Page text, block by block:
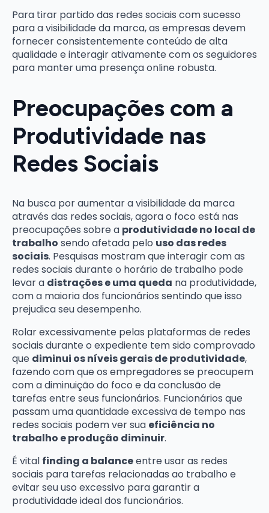
Para tirar partido das redes sociais com sucesso
para a visibilidade da marca, as empresas devem
fornecer consistentemente conteúdo de alta
qualidade e interagir ativamente com os seguidores
para manter uma presença online robusta.
Preocupações com a
Produtividade nas
Redes Sociais
Na busca por aumentar a visibilidade da marca
através das redes sociais, agora o foco está nas
preocupações sobre a produtividade no local de
trabalho sendo afetada pelo uso das redes
sociais. Pesquisas mostram que interagir com as
redes sociais durante o horário de trabalho pode
levar a distrações e uma queda na produtividade,
com a maioria dos funcionários sentindo que isso
prejudica seu desempenho.
Rolar excessivamente pelas plataformas de redes
sociais durante o expediente tem sido comprovado
que diminui os níveis gerais de produtividade,
fazendo com que os empregadores se preocupem
com a diminuição do foco e da conclusão de
tarefas entre seus funcionários. Funcionários que
passam uma quantidade excessiva de tempo nas
redes sociais podem ver sua eficiência no
trabalho e produção diminuir.
É vital finding a balanceentre usar as redes
sociais para tarefas relacionadas ao trabalho e
evitar seu uso excessivo para garantir a
produtividade ideal dos funcionários.